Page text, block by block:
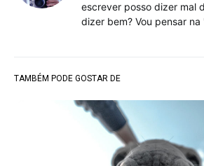
escrever posso dizer mal
dizer bem? Vou pensar na
TAMBÉM PODE GOSTAR DE